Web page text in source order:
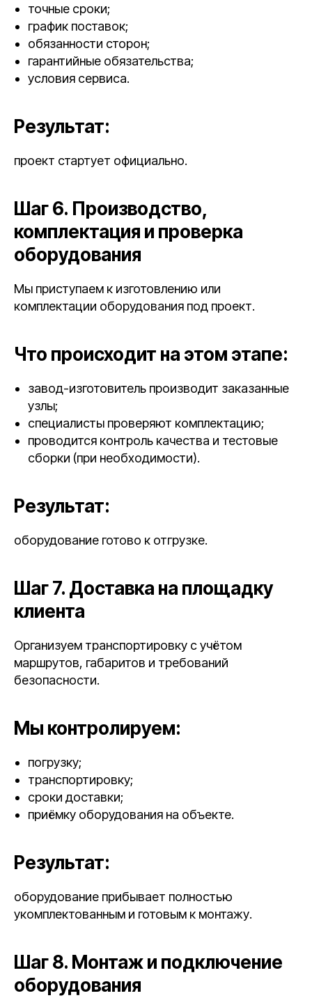
точные сроки;
график поставок;
обязанности сторон;
гарантийные обязательства;
условия сервиса.
Результат:
проект стартует официально.
Шаг 6. Производство,
комплектация и проверка
оборудования
Мы приступаем к изготовлению или
комплектации оборудования под проект.
Что происходит на этом этапе:
завод-изготовитель производит заказанные
узлы;
специалисты проверяют комплектацию;
проводится контроль качества и тестовые
сборки (при необходимости).
Результат:
оборудование готово к отгрузке.
Шаг 7. Доставка на площадку
клиента
Организуем транспортировку с учётом
маршрутов, габаритов и требований
безопасности.
Мы контролируем:
погрузку;
транспортировку;
сроки доставки;
приёмку оборудования на объекте.
Результат:
оборудование прибывает полностью
укомплектованным и готовым к монтажу.
Шаг 8. Монтаж и подключение
оборудования